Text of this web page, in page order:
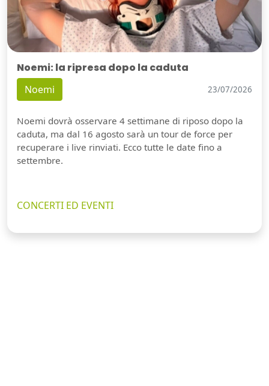
Noemi: la ripresa dopo la caduta
Noemi 23/07/2026
Noemi dovrà osservare 4 settimane di riposo dopo la
caduta, ma dal 16 agosto sarà un tour de force per
recuperare i live rinviati. Ecco tutte le date fino a
settembre.
CONCERTI ED EVENTI